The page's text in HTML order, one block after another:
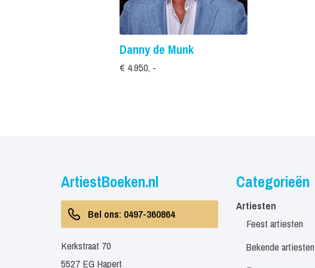
Danny de Munk
€ 4.950, -
ArtiestBoeken.nl
Bel ons: 0497-360864
Kerkstraat 70
5527 EG Hapert
Categorieën
Artiesten
Feest artiesten
Bekende artiesten